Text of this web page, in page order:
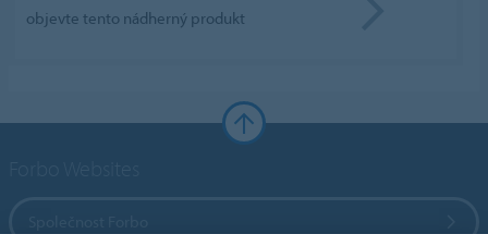
objevte tento nádherný produkt